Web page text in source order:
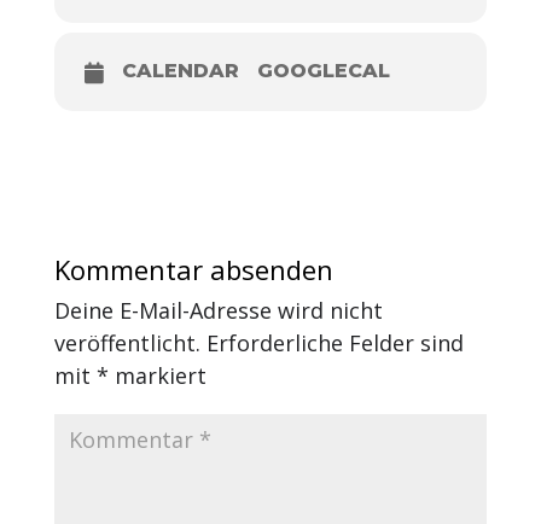
CALENDAR GOOGLECAL
Kommentar absenden
Deine E-Mail-Adresse wird nicht
veröffentlicht. Erforderliche Felder sind
mit * markiert